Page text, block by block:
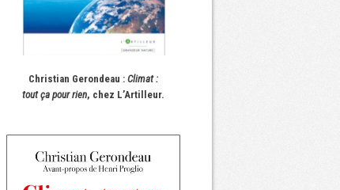
Christian Gerondeau : Climat :
tout ça pour rien, chez L’Artilleur.